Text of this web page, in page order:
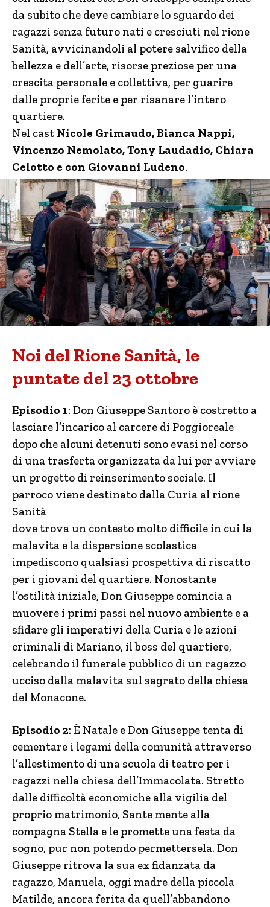
da subito che deve cambiare lo sguardo dei
ragazzi senza futuro nati e cresciuti nel rione
Sanità, avvicinandoli al potere salvifico della
bellezza e dell’arte, risorse preziose per una
crescita personale e collettiva, per guarire
dalle proprie ferite e per risanare l’intero
quartiere.
Nel cast Nicole Grimaudo, Bianca Nappi,
Vincenzo Nemolato, Tony Laudadio, Chiara
Celotto e con Giovanni Ludeno.
Noi del Rione Sanità, le
puntate del 23 ottobre
Episodio 1: Don Giuseppe Santoro è costretto a
lasciare l’incarico al carcere di Poggioreale
dopo che alcuni detenuti sono evasi nel corso
di una trasferta organizzata da lui per avviare
un progetto di reinserimento sociale. Il
parroco viene destinato dalla Curia al rione
Sanità
dove trova un contesto molto difficile in cui la
malavita e la dispersione scolastica
impediscono qualsiasi prospettiva di riscatto
per i giovani del quartiere. Nonostante
l’ostilità iniziale, Don Giuseppe comincia a
muovere i primi passi nel nuovo ambiente e a
sfidare gli imperativi della Curia e le azioni
criminali di Mariano, il boss del quartiere,
celebrando il funerale pubblico di un ragazzo
ucciso dalla malavita sul sagrato della chiesa
del Monacone.
Episodio 2: È Natale e Don Giuseppe tenta di
cementare i legami della comunità attraverso
l’allestimento di una scuola di teatro per i
ragazzi nella chiesa dell’Immacolata. Stretto
dalle difficoltà economiche alla vigilia del
proprio matrimonio, Sante mente alla
compagna Stella e le promette una festa da
sogno, pur non potendo permettersela. Don
Giuseppe ritrova la sua ex fidanzata da
ragazzo, Manuela, oggi madre della piccola
Matilde, ancora ferita da quell’abbandono